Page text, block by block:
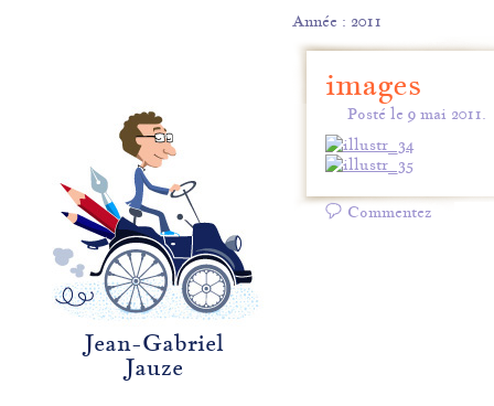
Jean-Gabriel
Jauze
Année : 2011
images
Posté le 9 mai 2011.
Commentez